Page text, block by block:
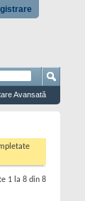
Avansată
1 la 8 din 8